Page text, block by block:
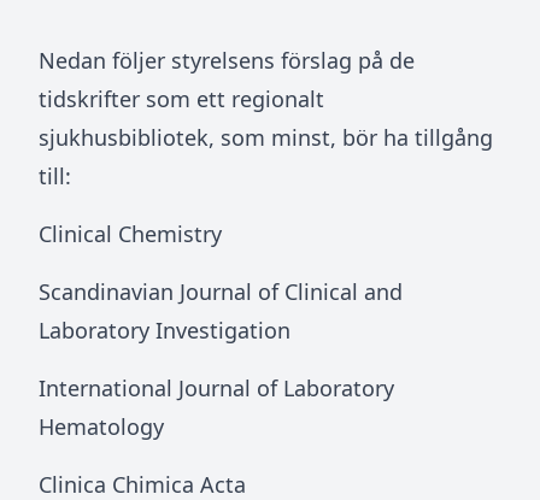
Nedan följer styrelsens förslag på de
tidskrifter som ett regionalt
sjukhusbibliotek, som minst, bör ha tillgång
till:
Clinical Chemistry
Scandinavian Journal of Clinical and
Laboratory Investigation
International Journal of Laboratory
Hematology
Clinica Chimica Acta